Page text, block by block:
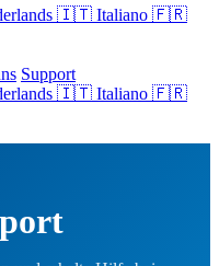
🇮🇹 Italiano 🇫🇷
Support
🇮🇹 Italiano 🇫🇷